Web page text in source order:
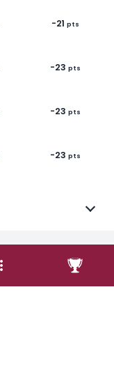
-21 pts
-23 pts
-23 pts
-23 pts